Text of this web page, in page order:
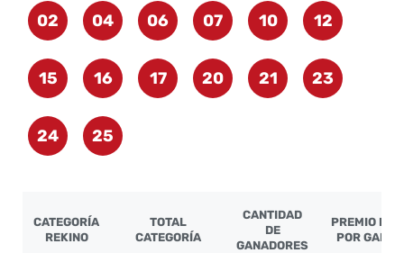
02 04 06 07 10 12
15 16 17 20 21 23
24 25
CATEGORÍA
REKINO
TOTAL
CATEGORÍA
CANTIDAD
DE
GANADORES
PREMIO
POR